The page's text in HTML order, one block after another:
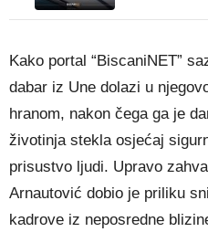
Kako portal “BiscaniNET”
dabar iz Une dolazi u
hranom, nakon čega ga je
životinja stekla osjećaj
prisustvo ljudi. Upravo
Arnautović dobio je priliku
kadrove iz neposredne